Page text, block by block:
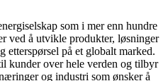
som i mer enn hundre
ved å utvikle produkter, løsninger
etterspørsel på et globalt marked.
kunder over hele verden og tilbyr
og industri som ønsker å